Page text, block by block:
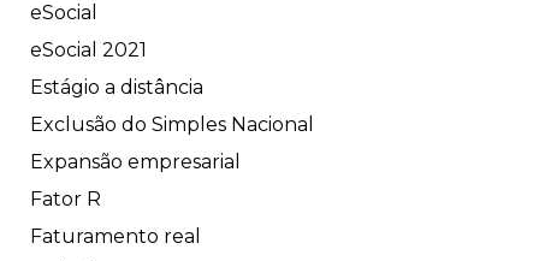
eSocial
eSocial 2021
Estágio a distância
Exclusão do Simples Nacional
Expansão empresarial
Fator R
Faturamento real